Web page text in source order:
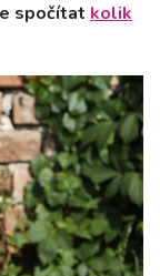
spočítat kolik